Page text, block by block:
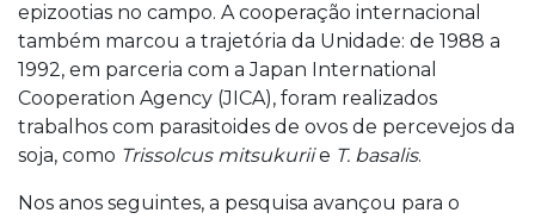
epizootias no campo. A cooperação internacional
também marcou a trajetória da Unidade: de 1988 a
1992, em parceria com a Japan International
Cooperation Agency (JICA), foram realizados
trabalhos com parasitoides de ovos de percevejos da
soja, como Trissolcus mitsukuriie T. basalis.
Nos anos seguintes, a pesquisa avançou para o